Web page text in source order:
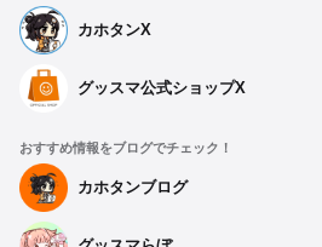
カホタンX
グッスマ公式ショップX
おすすめ情報をブログでチェック！
カホタンブログ